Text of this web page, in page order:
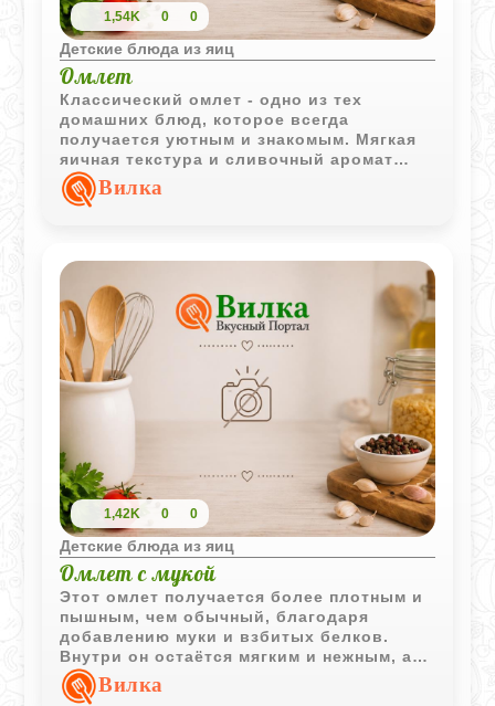
1,54K 0 0
Детские блюда из яиц
Омлет
Классический омлет - одно из тех
домашних блюд, которое всегда
получается уютным и знакомым. Мягкая
яичная текстура и сливочный аромат
делают его хорошим вариантом для
спокойного детского завтрака.
Вилка
1,42K 0 0
Детские блюда из яиц
Омлет с мукой
Этот омлет получается более плотным и
пышным, чем обычный, благодаря
добавлению муки и взбитых белков.
Внутри он остаётся мягким и нежным, а
сверху появляется лёгкая золотистая
корочка.
Вилка